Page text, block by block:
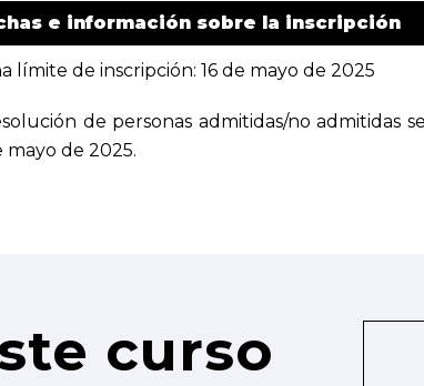
e información sobre la inscripción
límite de inscripción: 16 de mayo de 2025
de personas admitidas/no admitidas
mayo de 2025.
curso